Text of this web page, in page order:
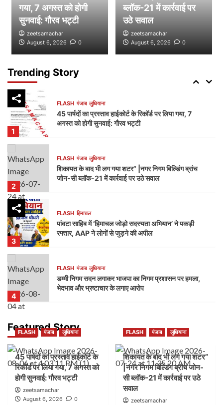
गया, 7 अगस्त को होगी
सुनवाई: गौरव भट्टी
zeetsamachar
August 6, 2026
0
ब्लॉक-21 में कार्रवाई पर
उठे सवाल
zeetsamachar
August 6, 2026
0
Trending Story
डम्मी निगम सदन लगाकर भाजपा का निगम प्रशासन पर हमला,
भेदभाव और भ्रष्टाचार के लगाए आरोप
5
प्लॉटिंग पर गहराए सवाल
1
FLASH पंजाब लुधियाना
45 पार्षदों का प्रस्ताव हाईकोर्ट के रिकॉर्ड पर लिया गया, 7
अगस्त को होगी सुनवाई: गौरव भट्टी
2
FLASH पंजाब लुधियाना
शिकायत के बाद भी लग गया शटर” |नगर निगम बिल्डिंग ब्रांच
जोन-सी ब्लॉक-21 में कार्रवाई पर उठे सवाल
3
FLASH हिमाचल
पांवटा साहिब में ‘हिमाचल जोड़ो सदस्यता अभियान’ ने पकड़ी
रफ्तार, AAP ने लोगों से जुड़ने की अपील
4
FLASH पंजाब लुधियाना
डम्मी निगम सदन लगाकर भाजपा का निगम प्रशासन पर हमला,
भेदभाव और भ्रष्टाचार के लगाए आरोप
5
FLASH
नक्शा भी आया सामने” | ब्लॉक-37 में 2000 गज की कथित
FLASH पंजाब
45 पार्षदों का प्रस्ताव हाईकोर्ट के रिकॉर्ड पर लिया गया, 7
अगस्त को होगी सुनवाई: गौरव भट्टी
Featured Story
FLASH पंजाब लुधियाना
45 पार्षदों का प्रस्ताव हाईकोर्ट के
रिकॉर्ड पर लिया गया, 7 अगस्त को
होगी सुनवाई: गौरव भट्टी
zeetsamachar
August 6, 2026
0
FLASH पंजाब लुधियाना
शिकायत के बाद भी लग गया शटर”
|नगर निगम बिल्डिंग ब्रांच जोन-
सी ब्लॉक-21 में कार्रवाई पर उठे
सवाल
zeetsamachar